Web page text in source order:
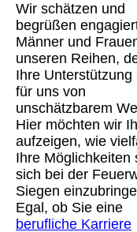
Wir schätzen und
begrüßen
Männer und
unseren Reihen,
Ihre Unterstützung
für uns von
unschätzbarem
Hier möchten wir
aufzeigen, wie
Ihre Möglichkeiten
sich bei der
Siegen
Egal, ob Sie eine
berufliche Karriere